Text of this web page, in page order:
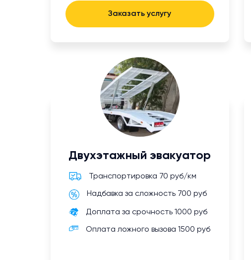
Заказать услугу
Двухэтажный эвакуатор
Транспортировка 70 руб/км
Надбавка за сложность 700 руб
Доплата за срочность 1000 руб
Оплата ложного вызова 1500 руб